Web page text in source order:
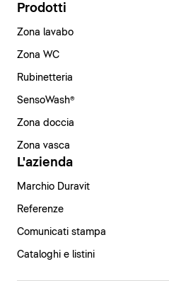
Prodotti
Zona lavabo
Zona WC
Rubinetteria
SensoWash®
Zona doccia
Zona vasca
L'azienda
Marchio Duravit
Referenze
Comunicati stampa
Cataloghi e listini